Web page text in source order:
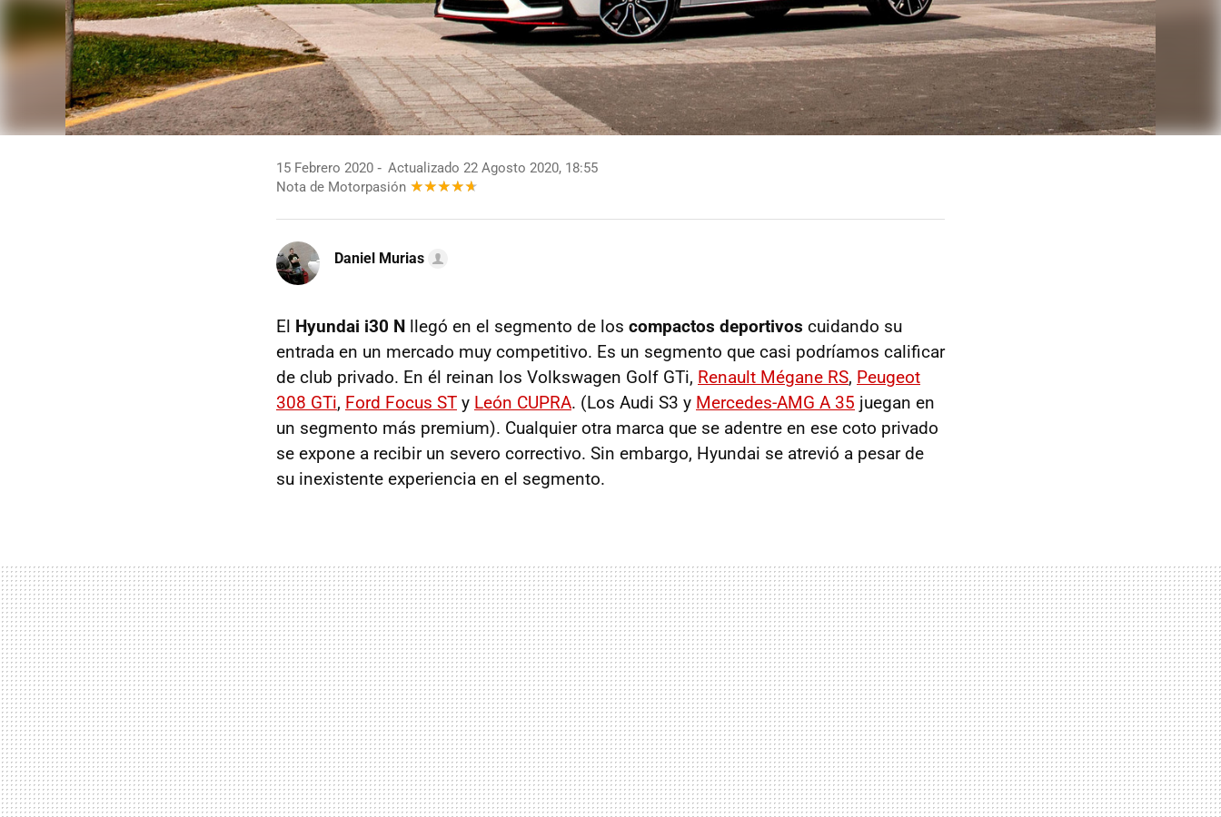
15 Febrero 2020
Actualizado 22 Agosto 2020, 18:55
Nota de Motorpasión
Daniel Murias
El Hyundai i30 N llegó en el segmento de los compactos deportivos cuidando su
entrada en un mercado muy competitivo. Es un segmento que casi podríamos calificar
de club privado. En él reinan los Volkswagen Golf GTi, Renault Mégane RS, Peugeot
308 GTi, Ford Focus ST y León CUPRA. (Los Audi S3 y Mercedes-AMG A 35 juegan en
un segmento más premium). Cualquier otra marca que se adentre en ese coto privado
se expone a recibir un severo correctivo. Sin embargo, Hyundai se atrevió a pesar de
su inexistente experiencia en el segmento.